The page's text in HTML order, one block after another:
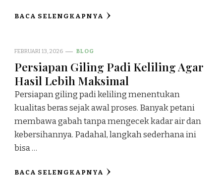
BACA SELENGKAPNYA
FEBRUARI 13, 2026 BLOG
Persiapan Giling Padi Keliling Agar
Hasil Lebih Maksimal
Persiapan giling padi keliling menentukan
kualitas beras sejak awal proses. Banyak petani
membawa gabah tanpa mengecek kadar air dan
kebersihannya. Padahal, langkah sederhana ini
bisa …
BACA SELENGKAPNYA